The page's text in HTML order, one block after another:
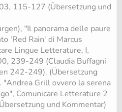
115-127 (Übersetzung und
"Il panorama delle paure
'Red Rain' di Marcus
Lingue Letterature, I,
239-249 (Claudia Buffagni
242-249). (Übersetzung
"Andrea Grill ovvero la serena
Comunicare Letterature 2
und Kommentar)